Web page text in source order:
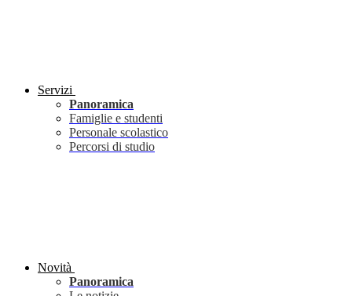
Servizi
Panoramica
Famiglie e studenti
Personale scolastico
Percorsi di studio
Novità
Panoramica